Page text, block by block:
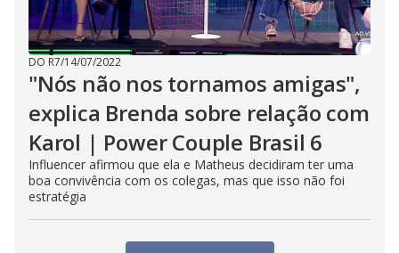
DO R7/14/07/2022
"Nós não nos tornamos amigas",
explica Brenda sobre relação com
Karol | Power Couple Brasil 6
Influencer afirmou que ela e Matheus decidiram ter uma
boa convivência com os colegas, mas que isso não foi
estratégia